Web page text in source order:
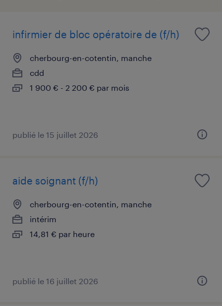
infirmier de bloc opératoire de (f/h)
cherbourg-en-cotentin, manche
cdd
1 900 € - 2 200 € par mois
publié le 15 juillet 2026
aide soignant (f/h)
cherbourg-en-cotentin, manche
intérim
14,81 € par heure
publié le 16 juillet 2026